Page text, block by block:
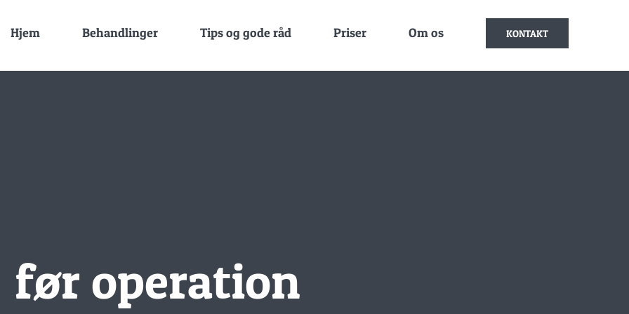
Hjem Behandlinger Tips og gode råd Priser Om os KONTAKT
før operation